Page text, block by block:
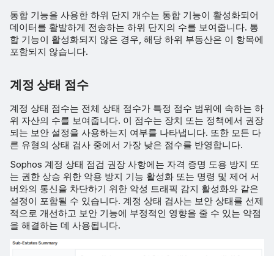
감지 분류 요약
MITRE ATT&CK 프레임워크
통합 기능을 사용한 하위 단지 개수는 통합 기능이 활성화되어
데이터를 활발하게 전송하는 하위 단지의 수를 보여줍니다. 통
합 기능이 활성화되지 않은 경우, 해당 하위 부동산은 이 항목에
포함되지 않습니다.
계정 상태 점수
계정 상태 점수는 전체 상태 점수가 특정 점수 범위에 속하는 하
위 자산의 수를 보여줍니다. 이 점수는 장치 또는 정책에서 권장
되는 보안 설정을 사용하는지 여부를 나타냅니다. 또한 모든 다
른 유형의 상태 검사 중에서 가장 낮은 점수를 반영합니다.
Sophos 계정 상태 점검 권장 사항에는 자격 증명 도용 방지 또
는 권한 상승 위한 악용 방지 기능 활성화 또는 명령 및 제어 서
버와의 통신을 차단하기 위한 악성 트래픽 감지 활성화와 같은
설정이 포함될 수 있습니다. 계정 상태 검사는 보안 상태를 선제
적으로 개선하고 보안 기능에 부정적인 영향을 줄 수 있는 약점
을 해결하는 데 사용됩니다.